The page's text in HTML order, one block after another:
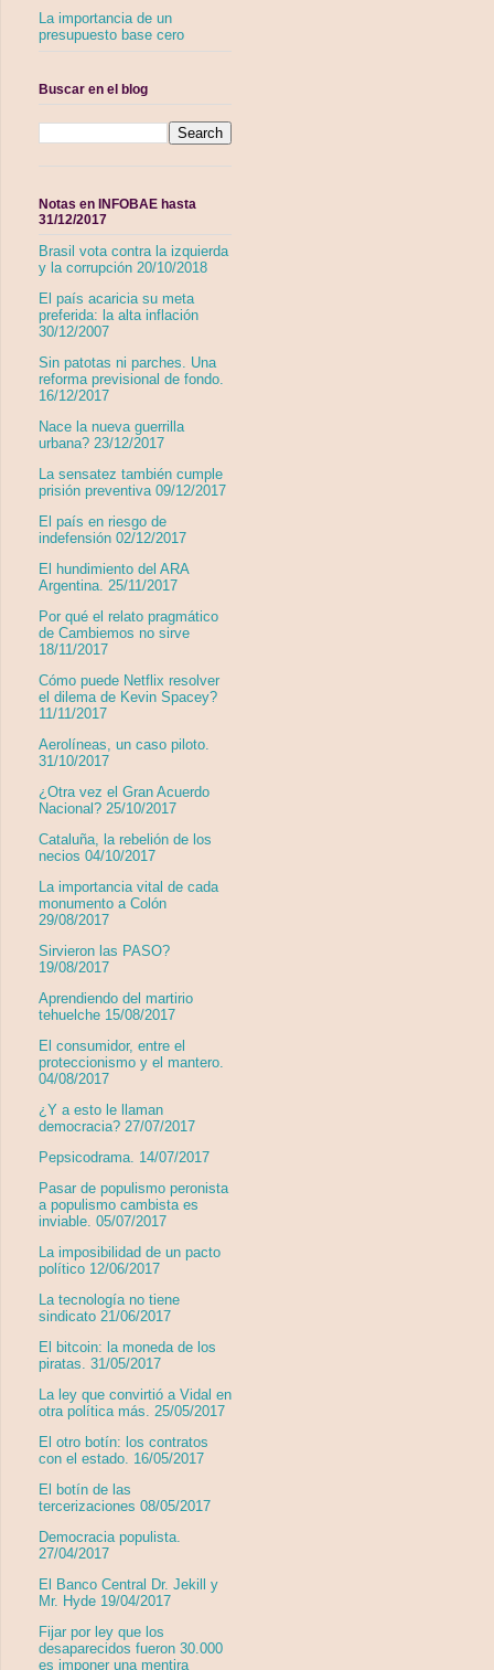
La importancia de un
presupuesto base cero
Buscar en el blog
Notas en INFOBAE hasta
31/12/2017
Brasil vota contra la izquierda
y la corrupción 20/10/2018
El país acaricia su meta
preferida: la alta inflación
30/12/2007
Sin patotas ni parches. Una
reforma previsional de fondo.
16/12/2017
Nace la nueva guerrilla
urbana? 23/12/2017
La sensatez también cumple
prisión preventiva 09/12/2017
El país en riesgo de
indefensión 02/12/2017
El hundimiento del ARA
Argentina. 25/11/2017
Por qué el relato pragmático
de Cambiemos no sirve
18/11/2017
Cómo puede Netflix resolver
el dilema de Kevin Spacey?
11/11/2017
Aerolíneas, un caso piloto.
31/10/2017
¿Otra vez el Gran Acuerdo
Nacional? 25/10/2017
Cataluña, la rebelión de los
necios 04/10/2017
La importancia vital de cada
monumento a Colón
29/08/2017
Sirvieron las PASO?
19/08/2017
Aprendiendo del martirio
tehuelche 15/08/2017
El consumidor, entre el
proteccionismo y el mantero.
04/08/2017
¿Y a esto le llaman
democracia? 27/07/2017
Pepsicodrama. 14/07/2017
Pasar de populismo peronista
a populismo cambista es
inviable. 05/07/2017
La imposibilidad de un pacto
político 12/06/2017
La tecnología no tiene
sindicato 21/06/2017
El bitcoin: la moneda de los
piratas. 31/05/2017
La ley que convirtió a Vidal en
otra política más. 25/05/2017
El otro botín: los contratos
con el estado. 16/05/2017
El botín de las
tercerizaciones 08/05/2017
Democracia populista.
27/04/2017
El Banco Central Dr. Jekill y
Mr. Hyde 19/04/2017
Fijar por ley que los
desaparecidos fueron 30.000
es imponer una mentira